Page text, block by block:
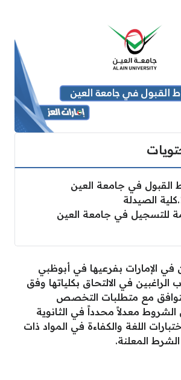
في جامعة العين
كلية الصيدلة
للتسجيل في جامعة العين
في الإمارات بفرعيها في أبوظبي
الراغبين في الالتحاق بكلياتها وفق
مع متطلبات التخصص
معدلاً محدداً في الثانوية
اللغة والكفاءة في المواد ذات
المعلنة.